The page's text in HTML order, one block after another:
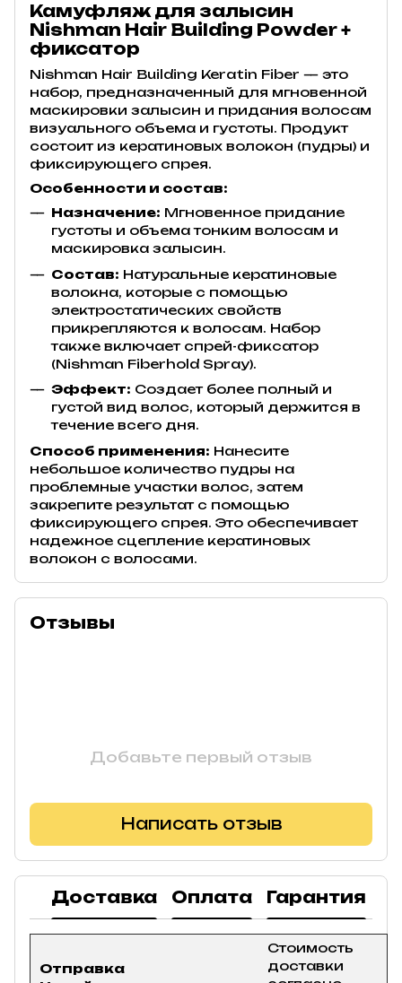
Камуфляж для залысин
Nishman Hair Building Powder +
фиксатор
Nishman Hair Building Keratin Fiber — это
набор, предназначенный для мгновенной
маскировки залысин и придания волосам
визуального объема и густоты. Продукт
состоит из кератиновых волокон (пудры) и
фиксирующего спрея.
Особенности и состав:
Назначение: Мгновенное придание
густоты и объема тонким волосам и
маскировка залысин.
Состав: Натуральные кератиновые
волокна, которые с помощью
электростатических свойств
прикрепляются к волосам. Набор
также включает спрей-фиксатор
(Nishman Fiberhold Spray).
Эффект: Создает более полный и
густой вид волос, который держится в
течение всего дня.
Способ применения: Нанесите
небольшое количество пудры на
проблемные участки волос, затем
закрепите результат с помощью
фиксирующего спрея. Это обеспечивает
надежное сцепление кератиновых
волокон с волосами.
Отзывы
Добавьте первый отзыв
Написать отзыв
Доставка Оплата Гарантия
Отправка
Стоимость
доставки